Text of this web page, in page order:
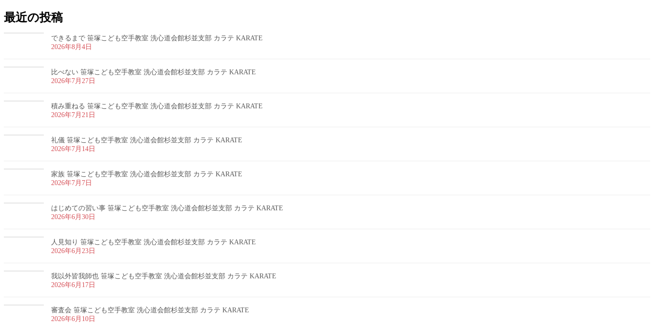
最近の投稿
できるまで 笹塚こども空手教室 洗心道会館杉並支部 カラテ KARATE
2026年8月4日
比べない 笹塚こども空手教室 洗心道会館杉並支部 カラテ KARATE
2026年7月27日
積み重ねる 笹塚こども空手教室 洗心道会館杉並支部 カラテ KARATE
2026年7月21日
礼儀 笹塚こども空手教室 洗心道会館杉並支部 カラテ KARATE
2026年7月14日
家族 笹塚こども空手教室 洗心道会館杉並支部 カラテ KARATE
2026年7月7日
はじめての習い事 笹塚こども空手教室 洗心道会館杉並支部 カラテ KARATE
2026年6月30日
人見知り 笹塚こども空手教室 洗心道会館杉並支部 カラテ KARATE
2026年6月23日
我以外皆我師也 笹塚こども空手教室 洗心道会館杉並支部 カラテ KARATE
2026年6月17日
審査会 笹塚こども空手教室 洗心道会館杉並支部 カラテ KARATE
2026年6月10日